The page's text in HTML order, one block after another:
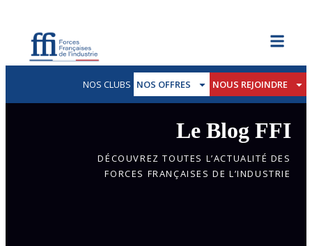
NOS CLUBS NOS OFFRES NOUS REJOINDRE
Le Blog FFI
DÉCOUVREZ TOUTES L’ACTUALITÉ DES
FORCES FRANÇAISES DE L’INDUSTRIE